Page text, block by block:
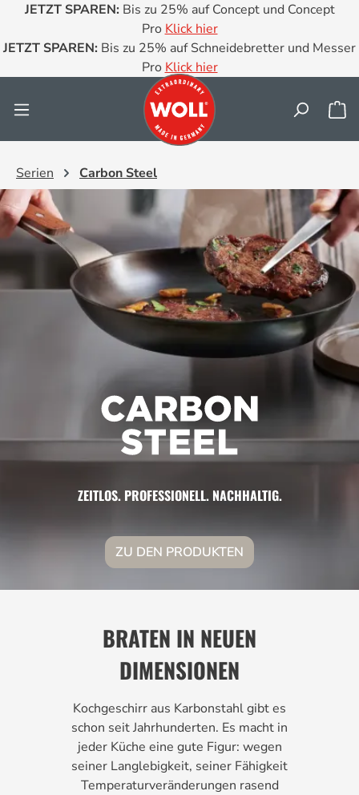
Zum Hauptinhalt springen
JETZT SPAREN: Bis zu 25% auf Concept und Concept
Pro Klick hier
JETZT SPAREN: Bis zu 25% auf Schneidebretter und Messer
Pro Klick hier
Serien Carbon Steel
ZEITLOS. PROFESSIONELL. NACHHALTIG.
ZU DEN PRODUKTEN
BRATEN IN NEUEN
DIMENSIONEN
Kochgeschirr aus Karbonstahl gibt es
schon seit Jahrhunderten. Es macht in
jeder Küche eine gute Figur: wegen
seiner Langlebigkeit, seiner Fähigkeit
Temperaturveränderungen rasend